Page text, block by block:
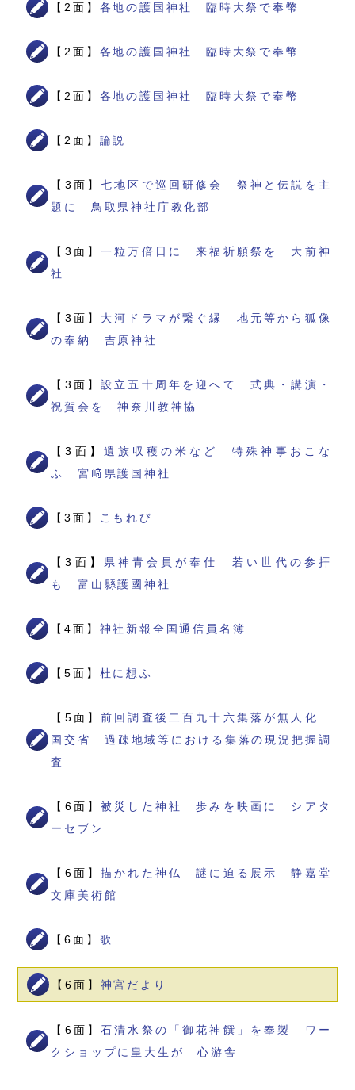
【2面】 各地の護国神社 臨時大祭で奉幣
【2面】 各地の護国神社 臨時大祭で奉幣
【2面】 各地の護国神社 臨時大祭で奉幣
【2面】 論説
【3面】七地区で巡回研修会 祭神と伝説を主
題に 鳥取県神社庁教化部
【3面】一粒万倍日に 来福祈願祭を 大前神
社
【3面】 大河ドラマが繋ぐ縁 地元等から狐像
の奉納 吉原神社
【3面】設立五十周年を迎へて 式典・講演・
祝賀会を 神奈川教神協
【3面】 遺族収穫の米など 特殊神事おこな
ふ 宮﨑県護国神社
【3面】 こもれび
【3面】 県神青会員が奉仕 若い世代の参拝
も 富山縣護國神社
【4面】 神社新報全国通信員名簿
【5面】 杜に想ふ
【5面】前回調査後二百九十六集落が無人化
国交省 過疎地域等における集落の現況把握調
査
【6面】被災した神社 歩みを映画に シアタ
ーセブン
【6面】描かれた神仏 謎に迫る展示 静嘉堂
文庫美術館
【6面】 歌
【6面】 神宮だより
【6面】石清水祭の「御花神饌」を奉製 ワー
クショップに皇大生が 心游舎